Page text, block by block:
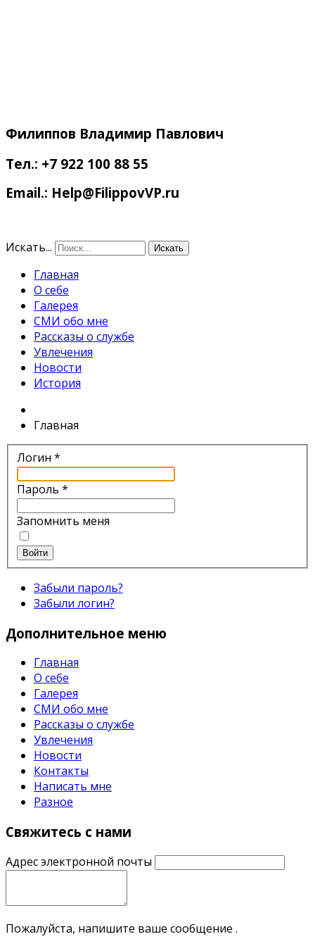
Филиппов Владимир Павлович
Тел.: +7 922 100 88 55
Email.: Help@FilippovVP.ru
Искать... Искать
Главная
О себе
Галерея
СМИ обо мне
Рассказы о службе
Увлечения
Новости
История
Главная
Логин *
Пароль *
Запомнить меня
Войти
Забыли пароль?
Забыли логин?
Дополнительное меню
Главная
О себе
Галерея
СМИ обо мне
Рассказы о службе
Увлечения
Новости
Контакты
Написать мне
Разное
Свяжитесь с нами
Адрес электронной почты
Пожалуйста, напишите ваше сообщение .